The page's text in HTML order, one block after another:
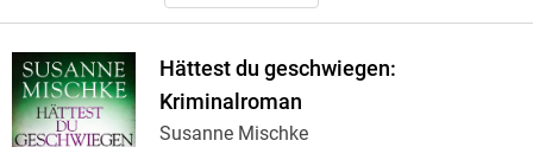
Hättest du geschwiegen:
Kriminalroman
Susanne Mischke